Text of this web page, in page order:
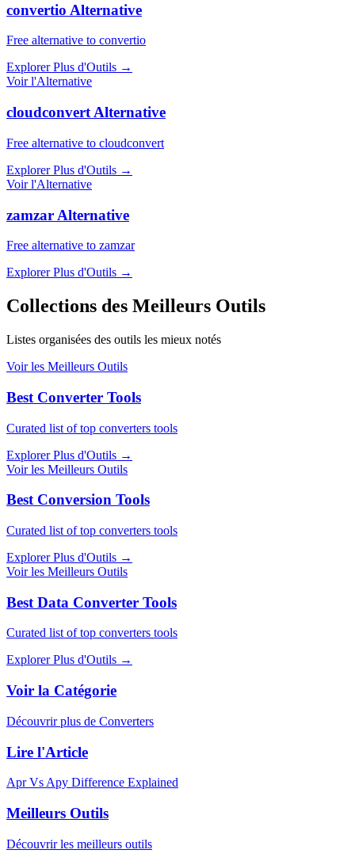
convertio Alternative
Free alternative to convertio
Explorer Plus d'Outils →
Voir l'Alternative
cloudconvert Alternative
Free alternative to cloudconvert
Explorer Plus d'Outils →
Voir l'Alternative
zamzar Alternative
Free alternative to zamzar
Explorer Plus d'Outils →
Collections des Meilleurs Outils
Listes organisées des outils les mieux notés
Voir les Meilleurs Outils
Best Converter Tools
Curated list of top converters tools
Explorer Plus d'Outils →
Voir les Meilleurs Outils
Best Conversion Tools
Curated list of top converters tools
Explorer Plus d'Outils →
Voir les Meilleurs Outils
Best Data Converter Tools
Curated list of top converters tools
Explorer Plus d'Outils →
Voir la Catégorie
Découvrir plus de Converters
Lire l'Article
Apr Vs Apy Difference Explained
Meilleurs Outils
Découvrir les meilleurs outils